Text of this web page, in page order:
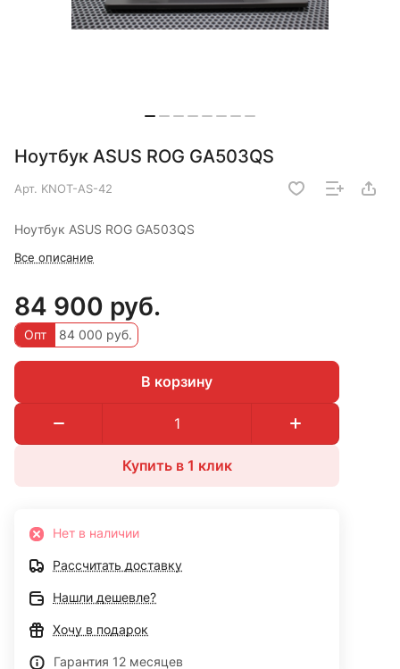
Ноутбук ASUS ROG GA503QS
Арт. KNOT-AS-42
Ноутбук ASUS ROG GA503QS
Все описание
84 900 руб.
Опт 84 000 руб.
В корзину
Купить в 1 клик
Нет в наличии
Рассчитать доставку
Нашли дешевле?
Хочу в подарок
Гарантия 12 месяцев